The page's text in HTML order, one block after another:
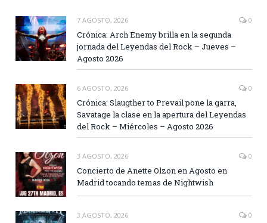
7 AGOSTO, 2026 0
Crónica: Arch Enemy brilla en la segunda
jornada del Leyendas del Rock – Jueves –
Agosto 2026
6 AGOSTO, 2026 0
Crónica: Slaugther to Prevail pone la garra,
Savatage la clase en la apertura del Leyendas
del Rock – Miércoles – Agosto 2026
3 AGOSTO, 2026 0
Concierto de Anette Olzon en Agosto en
Madrid tocando temas de Nightwish
3 AGOSTO, 2026 0